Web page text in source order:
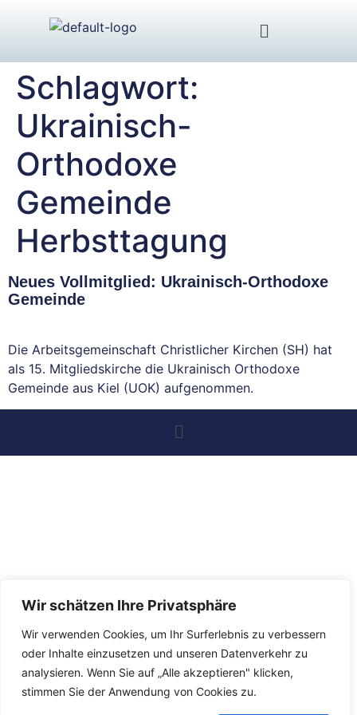
Wir schätzen Ihre Privatsphäre
Wir verwenden Cookies, um Ihr Surferlebnis zu verbessern
oder Inhalte einzusetzen und unseren Datenverkehr zu
analysieren. Wenn Sie auf „Alle akzeptieren" klicken,
stimmen Sie der Anwendung von Cookies zu.
Schlagwort:
Ukrainisch-
Orthodoxe
Gemeinde
Herbsttagung
Neues Vollmitglied: Ukrainisch-Orthodoxe
Gemeinde
Die Arbeitsgemeinschaft Christlicher Kirchen (SH) hat
als 15. Mitgliedskirche die Ukrainisch Orthodoxe
Gemeinde aus Kiel (UOK) aufgenommen.